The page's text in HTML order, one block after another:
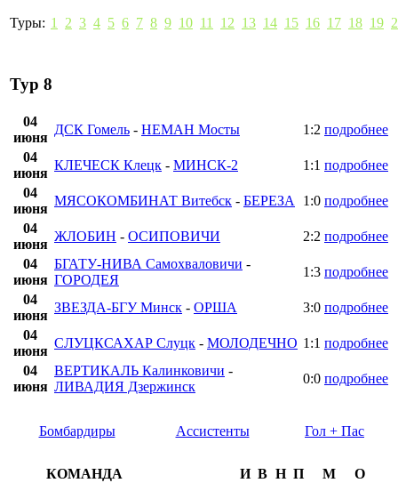
Туры: 1 2 3 4 5 6 7 8 9 10 11 12 13 14 15 16 17 18 19
Тур 8
04
июня
ДСК Гомель - НЕМАН Мосты 1:2 подробнее
04
июня
КЛЕЧЕСК Клецк - МИНСК-2 1:1 подробнее
04
июня
МЯСОКОМБИНАТ Витебск - БЕРЕЗА 1:0 подробнее
04
июня
ЖЛОБИН - ОСИПОВИЧИ 2:2 подробнее
04
июня
БГАТУ-НИВА Самохваловичи -
ГОРОДЕЯ
1:3 подробнее
04
июня
ЗВЕЗДА-БГУ Минск - ОРША 3:0 подробнее
04
июня
СЛУЦКСАХАР Слуцк - МОЛОДЕЧНО 1:1 подробнее
04
июня
ВЕРТИКАЛЬ Калинковичи -
ЛИВАДИЯ Дзержинск
0:0 подробнее
Бомбардиры Ассистенты Гол + Пас
КОМАНДА И В Н П М
О